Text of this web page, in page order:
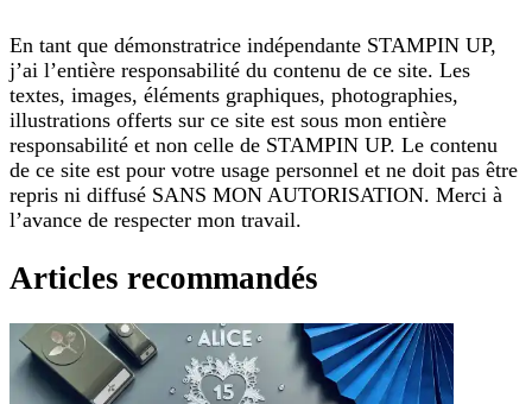
En tant que démonstratrice indépendante STAMPIN UP,
j’ai l’entière responsabilité du contenu de ce site. Les
textes, images, éléments graphiques, photographies,
illustrations offerts sur ce site est sous mon entière
responsabilité et non celle de STAMPIN UP. Le contenu
de ce site est pour votre usage personnel et ne doit pas être
repris ni diffusé SANS MON AUTORISATION. Merci à
l’avance de respecter mon travail.
Articles recommandés